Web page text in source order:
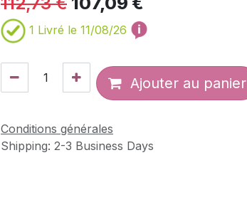
1 Livré le 11/08/26
Ajouter au panier
Conditions générales
Shipping: 2-3 Business Days